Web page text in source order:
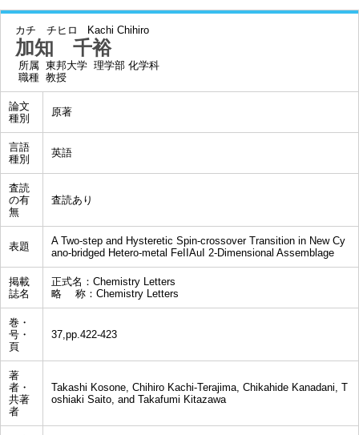
カチ チヒロ Kachi Chihiro
加知 千裕
所属 東邦大学 理学部 化学科
職種 教授
論文
種別
原著
言語
種別
英語
査読
の有
無
査読あり
表題
A Two-step and Hysteretic Spin-crossover Transition in New Cy
ano-bridged Hetero-metal FeIIAuI 2-Dimensional Assemblage
掲載
誌名
正式名：Chemistry Letters
略 称：Chemistry Letters
巻・
号・
頁
37,pp.422-423
著
者・
共著
者
Takashi Kosone, Chihiro Kachi-Terajima, Chikahide Kanadani, T
oshiaki Saito, and Takafumi Kitazawa